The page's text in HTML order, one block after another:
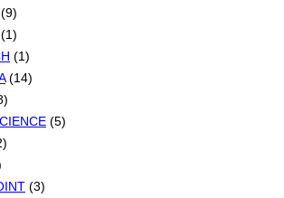
(9)
(1)
(1)
(14)
(5)
(3)